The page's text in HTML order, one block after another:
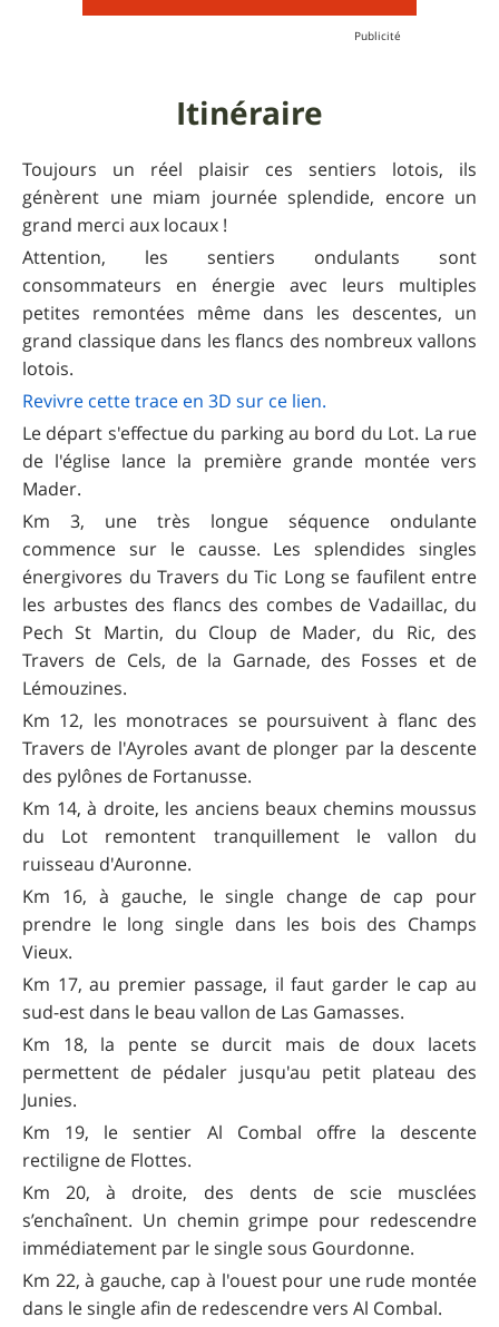
Itinéraire
Toujours un réel plaisir ces sentiers lotois, ils
génèrent une miam journée splendide, encore un
grand merci aux locaux !
Attention, les sentiers ondulants sont
consommateurs en énergie avec leurs multiples
petites remontées même dans les descentes, un
grand classique dans les flancs des nombreux vallons
lotois.
Revivre cette trace en 3D sur ce lien.
Le départ s'effectue du parking au bord du Lot. La rue
de l'église lance la première grande montée vers
Mader.
Km 3, une très longue séquence ondulante
commence sur le causse. Les splendides singles
énergivores du Travers du Tic Long se faufilent entre
les arbustes des flancs des combes de Vadaillac, du
Pech St Martin, du Cloup de Mader, du Ric, des
Travers de Cels, de la Garnade, des Fosses et de
Lémouzines.
Km 12, les monotraces se poursuivent à flanc des
Travers de l'Ayroles avant de plonger par la descente
des pylônes de Fortanusse.
Km 14, à droite, les anciens beaux chemins moussus
du Lot remontent tranquillement le vallon du
ruisseau d'Auronne.
Km 16, à gauche, le single change de cap pour
prendre le long single dans les bois des Champs
Vieux.
Km 17, au premier passage, il faut garder le cap au
sud-est dans le beau vallon de Las Gamasses.
Km 18, la pente se durcit mais de doux lacets
permettent de pédaler jusqu'au petit plateau des
Junies.
Km 19, le sentier Al Combal offre la descente
rectiligne de Flottes.
Km 20, à droite, des dents de scie musclées
s’enchaînent. Un chemin grimpe pour redescendre
immédiatement par le single sous Gourdonne.
Km 22, à gauche, cap à l'ouest pour une rude montée
dans le single afin de redescendre vers Al Combal.